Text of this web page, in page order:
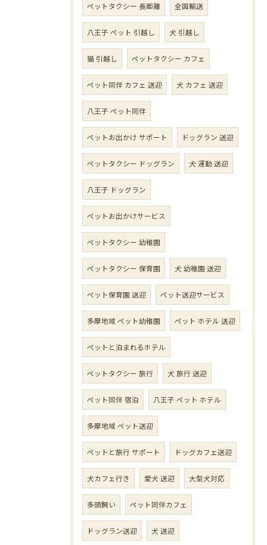
ペットタクシー 長距離 全国輸送
八王子 ペット 引越し 犬 引越し
猫 引越し ペットタクシー カフェ
ペット同伴 カフェ 送迎 犬 カフェ 送迎
八王子 ペット同伴
ペットお出かけ サポート ドッグラン 送迎
ペットタクシー ドッグラン 犬 運動 送迎
八王子 ドッグラン
ペットお出かけサービス
ペットタクシー 幼稚園
ペットタクシー 保育園 犬 幼稚園 送迎
ペット保育園 送迎 ペット送迎サービス
多摩地域 ペット幼稚園 ペット ホテル 送迎
ペットと泊まれるホテル
ペットタクシー 旅行 犬 旅行 送迎
ペット同伴 宿泊 八王子 ペット ホテル
多摩地域 ペット送迎
ペットと旅行 サポート ドッグカフェ送迎
犬カフェ行き 愛犬 送迎 大型犬対応
多頭飼い ペット同伴カフェ
ドッグラン送迎 犬 送迎